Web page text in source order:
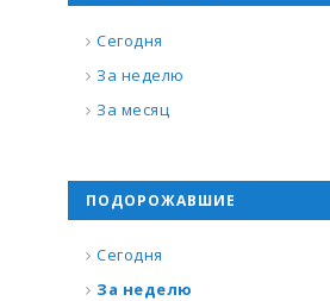
Сегодня
За неделю
За месяц
ПОДОРОЖАВШИЕ
Сегодня
За неделю